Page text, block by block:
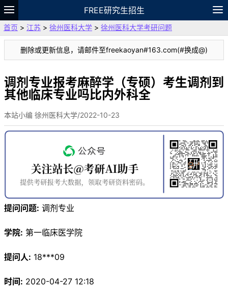
FREE研究生招生
题库
故事 专题 APP 笔记
论坛
VIP
资料
首页 > 江苏 > 徐州医科大学 > 徐州医科大学考研问题
删除或更新信息，请邮件至freekaoyan#163.com(#换成@)
调剂专业报考麻醉学（专硕）考生调剂到
其他临床专业吗比内外科全
本站小编 徐州医科大学/2022-10-23
提问问题: 调剂专业
学院: 第一临床医学院
提问人: 18***09
时间: 2020-04-27 12:18